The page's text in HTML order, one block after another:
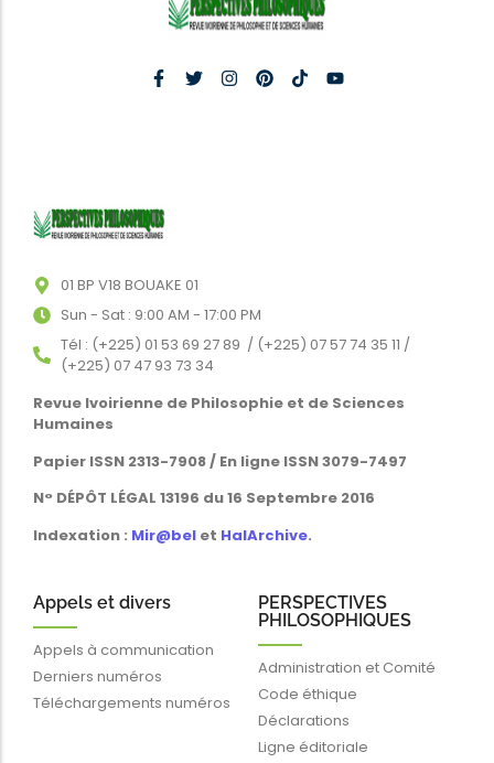
01 BP V18 BOUAKE 01
Sun - Sat : 9:00 AM - 17:00 PM
Tél : (+225) 01 53 69 27 89 / (+225) 07 57 74 35 11 /
(+225) 07 47 93 73 34
Revue Ivoirienne de Philosophie et de Sciences
Humaines
Papier ISSN 2313-7908 / En ligne ISSN 3079-7497
N° DÉPÔT LÉGAL 13196 du 16 Septembre 2016
Indexation : Mir@bel et HalArchive.
Appels et divers
Appels à communication
Derniers numéros
Téléchargements numéros
PERSPECTIVES
PHILOSOPHIQUES
Administration et Comité
Code éthique
Déclarations
Ligne éditoriale